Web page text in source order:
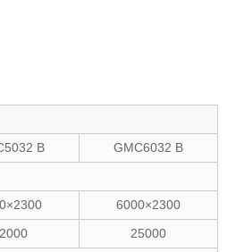
B GMC6032 B
6000×2300
25000